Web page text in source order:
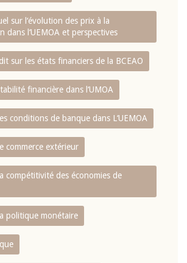
sur l‘évolution des prix à la
dans l‘UEMOA et perspectives
sur les états financiers de la BCEAO
financière dans l‘UMOA
conditions de banque dans L‘UEMOA
commerce extérieur
compétitivité des économies de
politique monétaire